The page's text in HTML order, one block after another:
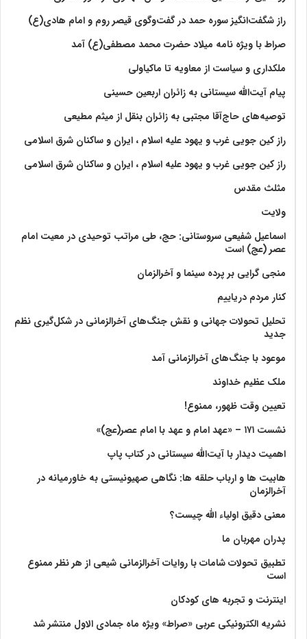
راز شگفت‌انگیز سوره حمد در گفت‌وگوی قیصر روم و امام هادی(ع)
صراط با ویژه نامه میلاد حضرت محمد مصطفی(ع) آمد
ملکداری و سیاست از معاویه تا ماکیاولی
پیام آیت‌الله سیستانی به زائران اربعین حسینی
توصیه‌های حاج‌آقا مجتبی به زائران بنقل از میثم مطیعی
راز کین جویی غرب و یهود علیه اسلام ، ایران و ساکنان شرق اسلامی
راز کین جویی غرب و یهود علیه اسلام ، ایران و ساکنان شرق اسلامی
مثلث مقدس
ولايت‏
اسماعیل شفیعی سروستانی: حج، طی مراتب توحیدی در معیت امام
عصر (عج) است
منجی گرایی بر پرده سینما و آخرالزمان
کنار مردم دریاییم
تحلیل تحولات جهانی و نقش جنگ‌های آخرالزمانی در شکل‌گیری نظم
جدید
موعود با جنگ‌های آخرالزمانی آمد
ملک عظیم خداوند
تعیین وقت ظهور، ممنوع!
نشست ۱۷۱ – «عهد امام و عهد با امام عصر(عج)»
اهمیت دیدار با آیت‌الله سیستانی در کتاب پاپ
هابیت ها و ارباب حلقه ها: نگاهی صهیونیستی به خاورمیانه در
آخرالزمان
معنی دقیق اولیاء الله چیست؟
پدران مهربان ما
تطبیق تحولات شامات با روایات آخرالزمانی شیعی از هر نظر ممنوع
است
اینترنت و تجربه های کودکان
نشریه الکترونیکی عربی «صراط» ویژه ماه جمادی الاول منتشر شد